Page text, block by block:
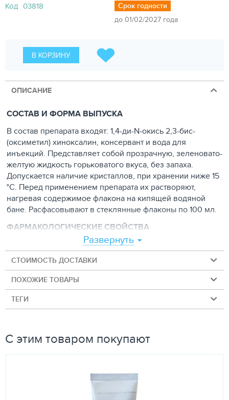
Код 03818
Срок годности
до 01/02/2027 года
В КОРЗИНУ
ОПИСАНИЕ
СОСТАВ И ФОРМА ВЫПУСКА
В состав препарата входят: 1,4-ди-N-окись 2,3-бис-
(оксиметил) хиноксалин, консервант и вода для
инъекций. Представляет собой прозрачную, зеленовато-
желтую жидкость горьковатого вкуса, без запаха.
Допускается наличие кристаллов, при хранении ниже 15
°С. Перед применением препарата их растворяют,
нагревая содержимое флакона на кипящей водяной
бане. Расфасовывают в стеклянные флаконы по 100 мл.
ФАРМАКОЛОГИЧЕСКИЕ СВОЙСТВА
Фармоксидин — антибактериальный
химиотерапевтический препарат широкого спектра
действия, активен в отношении грамотрицательных,
грамположительных патогенных и условно патогенных
аэробных и анаэробных микроорганизмов
спорообразующих и неспорообразующих видов.
Фармоксидин избирательно ингибирует синтез ДНК в
вызывает структурные изменения клеточной стенки и
нуклеотида бактерий, подавляет активность
внеклеточной бактериальной нуклеазы и α -токсина.
микрофлору, бактерициден для бактерий, обладающих
малой чувствительностью и резистентностью к другим
Развернуть
СТОИМОСТЬ ДОСТАВКИ
ПОХОЖИЕ ТОВАРЫ
ТЕГИ
С этим товаром покупают